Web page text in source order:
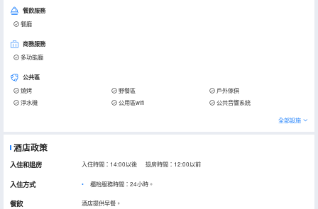
餐飲服務
餐廳
商務服務
多功能廳
公共區
燒烤 野餐區
戶外傢俱
淨水機
公用區wifi 公共音響系統
全部設施
酒店政策
入住和退房 入住時間：14:00以後 退房時間：12:00以前
入住方式 櫃枱服務時間：24小時。
餐飲 酒店提供早餐。